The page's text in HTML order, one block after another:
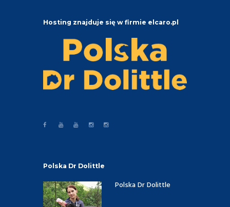
Hosting znajduje się w firmie elcaro.pl
Polska Dr Dolittle
Polska Dr Dolittle